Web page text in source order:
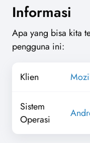
Informasi
Apa yang bisa kita
pengguna ini:
Klien
Sistem
Operasi